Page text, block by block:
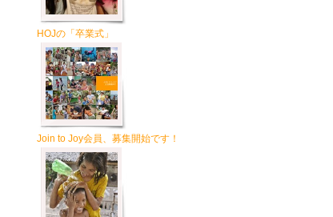
HOJの「卒業式」
Join to Joy会員、募集開始です！